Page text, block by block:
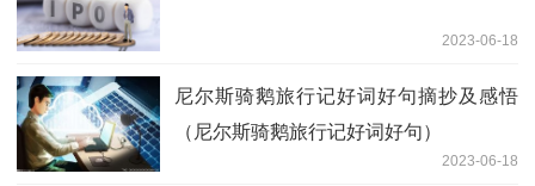
2023-06-18
尼尔斯骑鹅旅行记好词好句摘抄及感悟
（尼尔斯骑鹅旅行记好词好句）
2023-06-18